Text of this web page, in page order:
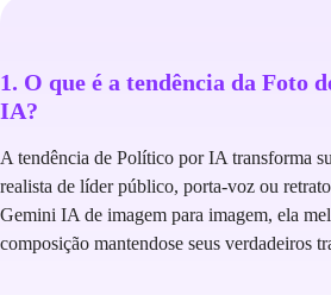
1. O que é a tendência da Foto
IA?
A tendência de Político por IA transforma
realista de líder público, porta-voz ou
Gemini IA de imagem para imagem, ela
composição mantendose seus verdadeiros